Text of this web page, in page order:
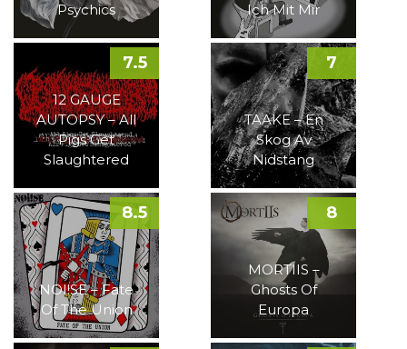
Psychics Ich Mit Mir
12 GAUGE
AUTOPSY – All
Pigs Get
Slaughtered
7.5
TAAKE – En
Skog Av
Nidstang
7
NOI!SE – Fate
Of The Union
8.5
MORTIIS –
Ghosts Of
Europa
8